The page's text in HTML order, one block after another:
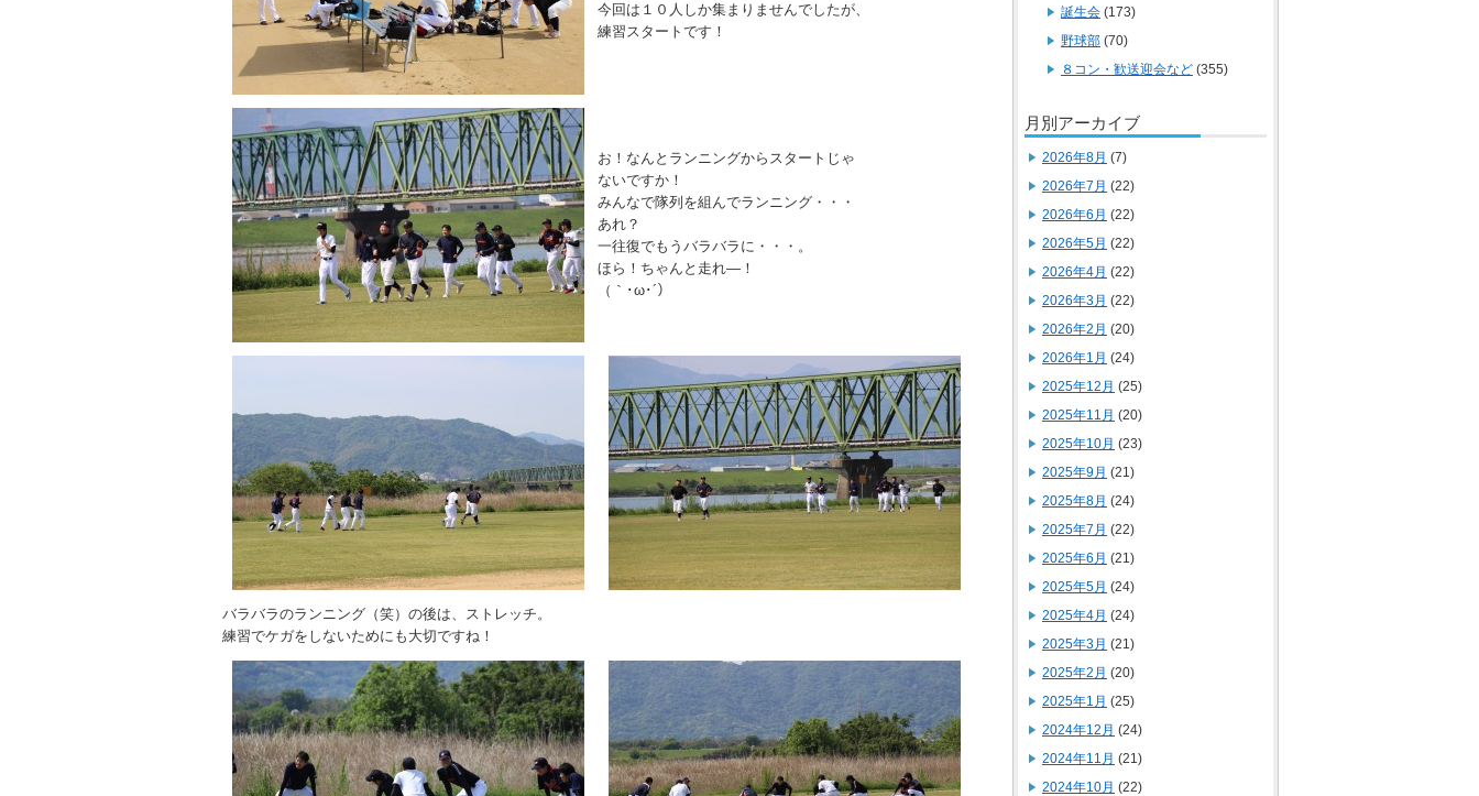
今回は１０人しか集まりませんでしたが、
練習スタートです！
お！なんとランニングからスタートじゃ
ないですか！
みんなで隊列を組んでランニング・・・
あれ？
一往復でもうバラバラに・・・。
ほら！ちゃんと走れ―！
（｀･ω･´）
バラバラのランニング（笑）の後は、ストレッチ。
練習でケガをしないためにも大切ですね！
誕生会 (173)
野球部 (70)
８コン・歓送迎会など (355)
月別アーカイブ
2026年8月 (7)
2026年7月 (22)
2026年6月 (22)
2026年5月 (22)
2026年4月 (22)
2026年3月 (22)
2026年2月 (20)
2026年1月 (24)
2025年12月 (25)
2025年11月 (20)
2025年10月 (23)
2025年9月 (21)
2025年8月 (24)
2025年7月 (22)
2025年6月 (21)
2025年5月 (24)
2025年4月 (24)
2025年3月 (21)
2025年2月 (20)
2025年1月 (25)
2024年12月 (24)
2024年11月 (21)
2024年10月 (22)